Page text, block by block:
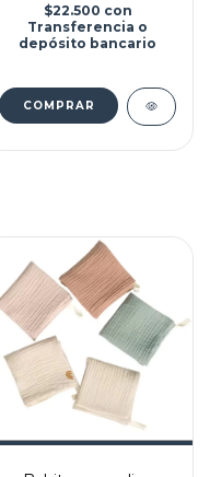
$22.500 con
Transferencia o
depósito bancario